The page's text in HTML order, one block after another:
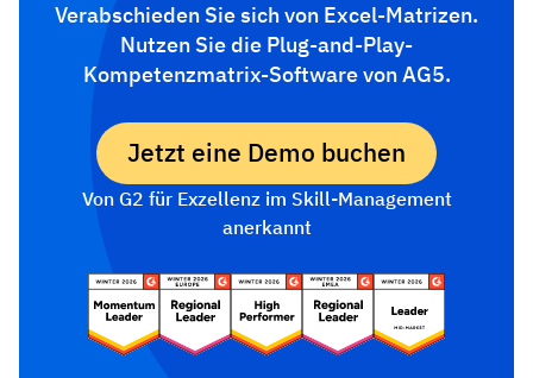
Verabschieden Sie sich von Excel-Matrizen.
Nutzen Sie die Plug-and-Play-
Kompetenzmatrix-Software von AG5.
Jetzt eine Demo buchen
Von G2 für Exzellenz im Skill-Management
anerkannt